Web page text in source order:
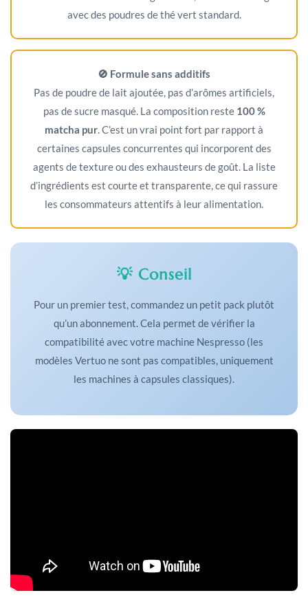
avec des poudres de thé vert standard.
🚫 Formule sans additifs
Pas de poudre de lait ajoutée, pas d’arômes artificiels,
pas de sucre masqué. La composition reste 100 %
matcha pur. C’est un vrai point fort par rapport à
certaines capsules concurrentes qui incorporent des
agents de texture ou des exhausteurs de goût. La liste
d’ingrédients est courte et transparente, ce qui rassure
les consommateurs attentifs à leur alimentation.
💡 Conseil
Pour un premier test, commandez un petit pack plutôt
qu’un abonnement. Cela permet de vérifier la
compatibilité avec votre machine Nespresso (les
modèles Vertuo ne sont pas compatibles, uniquement
les machines à capsules classiques).